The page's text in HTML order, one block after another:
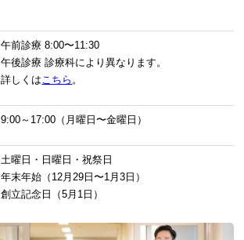
午前診療8:00〜11:30
午後診療診療科により異なります。
詳しくはこちら 。
9:00～17:00（月曜日〜金曜日）
土曜日・日曜日・祝祭日
年末年始（12月29日〜1月3日）
創立記念日（5月1日）